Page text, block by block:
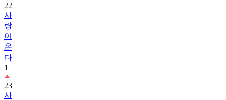
22
사
랑
이
온
다
1
23
사